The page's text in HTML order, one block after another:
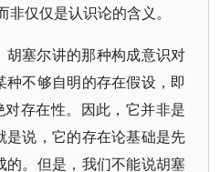
仅仅是认识论的含义。
胡塞尔讲的那种构成意识对
不够自明的存在假设，即
对存在性。因此，它并非是
说，它的存在论基础是先
的。但是，我们不能说胡塞